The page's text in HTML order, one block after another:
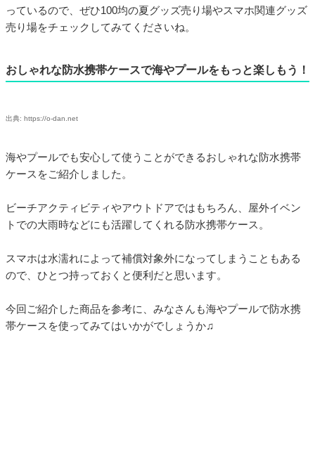
っているので、ぜひ100均の夏グッズ売り場やスマホ関連グッズ
売り場をチェックしてみてくださいね。
おしゃれな防水携帯ケースで海やプールをもっと楽しもう！
出典: https://o-dan.net
海やプールでも安心して使うことができるおしゃれな防水携帯
ケースをご紹介しました。
ビーチアクティビティやアウトドアではもちろん、屋外イベン
トでの大雨時などにも活躍してくれる防水携帯ケース。
スマホは水濡れによって補償対象外になってしまうこともある
ので、ひとつ持っておくと便利だと思います。
今回ご紹介した商品を参考に、みなさんも海やプールで防水携
帯ケースを使ってみてはいかがでしょうか♫